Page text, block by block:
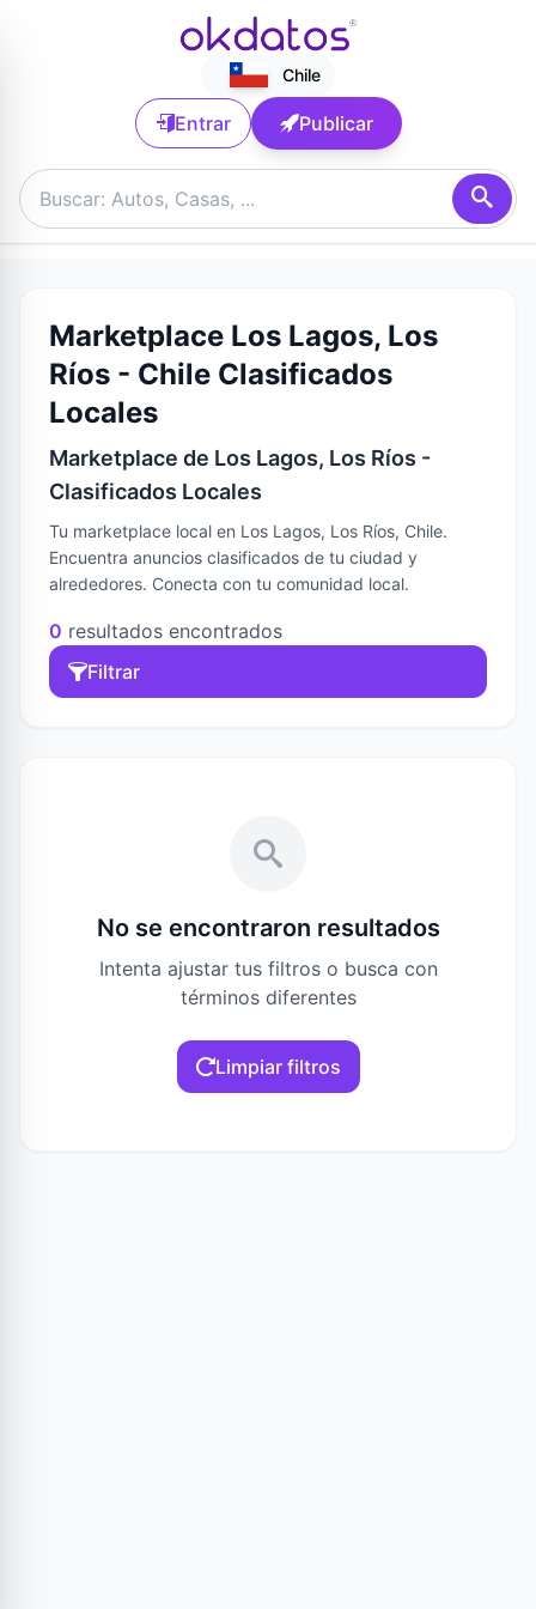
Chile
Entrar Publicar
Marketplace Los Lagos, Los
Ríos - Chile Clasificados
Locales
Marketplace de Los Lagos, Los Ríos -
Clasificados Locales
Tu marketplace local en Los Lagos, Los Ríos, Chile.
Encuentra anuncios clasificados de tu ciudad y
alrededores. Conecta con tu comunidad local.
0 resultados encontrados
Filtrar
No se encontraron resultados
Intenta ajustar tus filtros o busca con
términos diferentes
Limpiar filtros